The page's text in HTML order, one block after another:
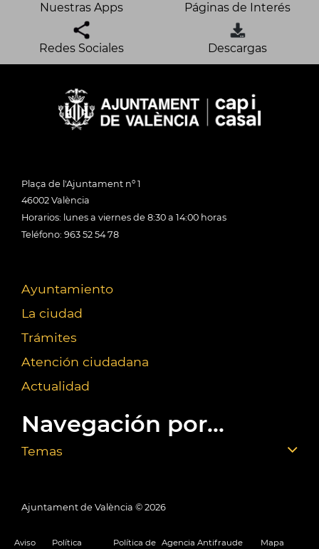
Nuestras Apps Páginas de Interés
Redes Sociales Descargas
Plaça de l'Ajuntament nº 1
46002 València
Horarios: lunes a viernes de 8:30 a 14:00 horas
Teléfono: 963 52 54 78
Ayuntamiento
La ciudad
Trámites
Atención ciudadana
Actualidad
Navegación por...
Temas
Ajuntament de València © 2026
Aviso Política Política de Agencia Antifraude Mapa